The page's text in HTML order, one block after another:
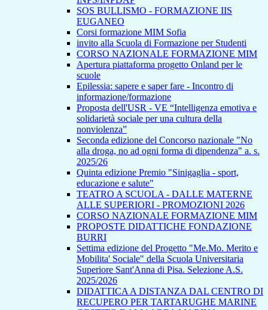
SOS BULLISMO - FORMAZIONE IIS
EUGANEO
Corsi formazione MIM Sofia
invito alla Scuola di Formazione per Studenti
CORSO NAZIONALE FORMAZIONE MIM
Apertura piattaforma progetto Onland per le
scuole
Epilessia: sapere e saper fare - Incontro di
informazione/formazione
Proposta dell'USR - VE “Intelligenza emotiva e
solidarietà sociale per una cultura della
nonviolenza”
Seconda edizione del Concorso nazionale "No
alla droga, no ad ogni forma di dipendenza" a. s.
2025/26
Quinta edizione Premio "Sinigaglia - sport,
educazione e salute"
TEATRO A SCUOLA - DALLE MATERNE
ALLE SUPERIORI - PROMOZIONI 2026
CORSO NAZIONALE FORMAZIONE MIM
PROPOSTE DIDATTICHE FONDAZIONE
BURRI
Settima edizione del Progetto "Me.Mo. Merito e
Mobilita' Sociale" della Scuola Universitaria
Superiore Sant'Anna di Pisa. Selezione A.S.
2025/2026
DIDATTICA A DISTANZA DAL CENTRO DI
RECUPERO PER TARTARUGHE MARINE